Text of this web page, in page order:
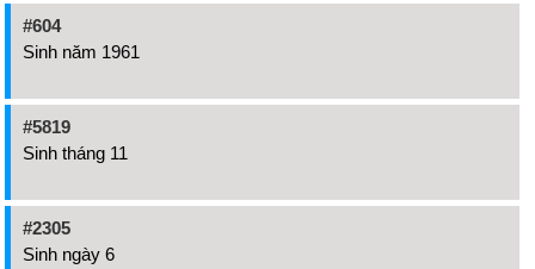
#604
Sinh năm 1961
#5819
Sinh tháng 11
#2305
Sinh ngày 6